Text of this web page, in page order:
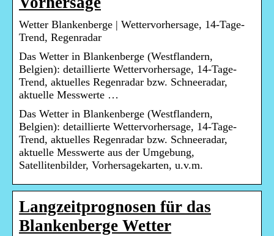
Wetter Blankenberge | Wettervorhersage, 14-Tage-
Trend, Regenradar
Das Wetter in Blankenberge (Westflandern,
Belgien): detaillierte Wettervorhersage, 14-Tage-
Trend, aktuelles Regenradar bzw. Schneeradar,
aktuelle Messwerte …
Das Wetter in Blankenberge (Westflandern,
Belgien): detaillierte Wettervorhersage, 14-Tage-
Trend, aktuelles Regenradar bzw. Schneeradar,
aktuelle Messwerte aus der Umgebung,
Satellitenbilder, Vorhersagekarten, u.v.m.
Langzeitprognosen für das
Blankenberge Wetter